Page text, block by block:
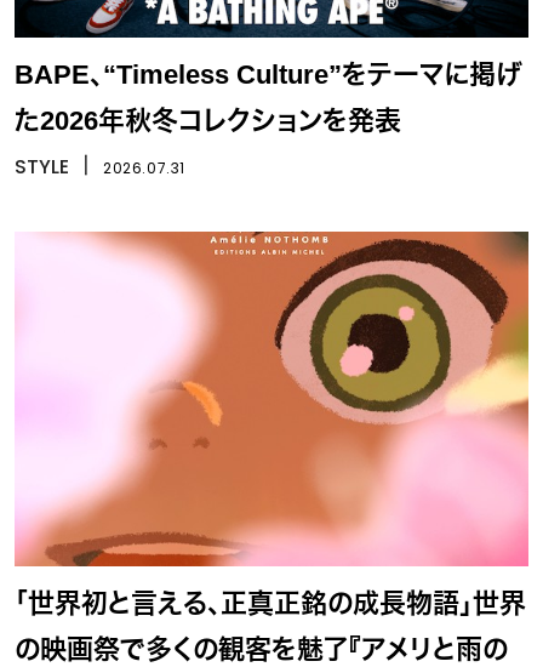
BAPE、“Timeless Culture”をテーマに掲げ
た2026年秋冬コレクションを発表
STYLE 2026.07.31
「世界初と言える、正真正銘の成長物語」世界
の映画祭で多くの観客を魅了『アメリと雨の